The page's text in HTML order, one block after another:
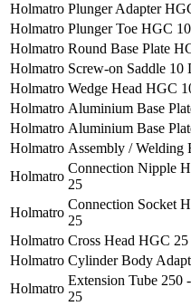
Holmatro Plunger Adapter
Holmatro Plunger Toe HGC
Holmatro Round Base Plate
Holmatro Screw-on Saddle 10
Holmatro Wedge Head HGC
Holmatro Aluminium Base
Holmatro Aluminium Base
Holmatro Assembly / Welding
Holmatro
Connection Nipple
25
Holmatro
Connection Socket
25
Holmatro Cross Head HGC
Holmatro Cylinder Body
Holmatro
Extension Tube 250
25